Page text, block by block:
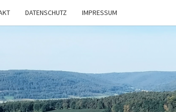
DATENSCHUTZ IMPRESSUM